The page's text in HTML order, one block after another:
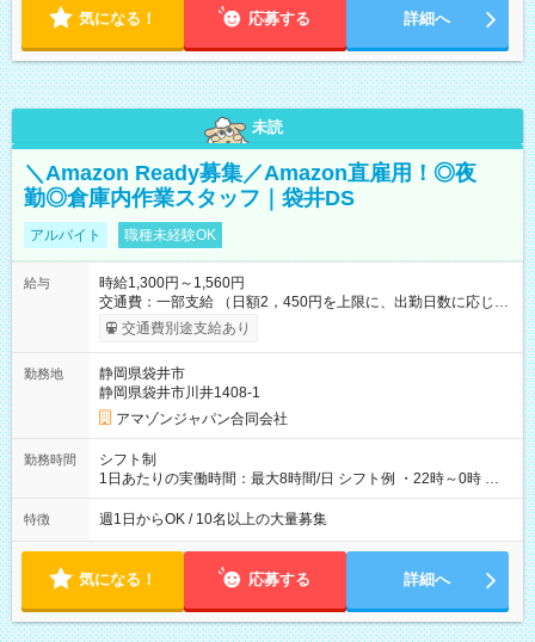
気になる！ 応募する 詳細へ
未読
＼Amazon Ready募集／Amazon直雇用！◎夜
勤◎倉庫内作業スタッフ｜袋井DS
アルバイト 職種未経験OK
給与
時給1,300円～1,560円
交通費：一部支給 （日額2，450円を上限に、出勤日数に応じて
実費支給） ※22:00～翌5:00までは時給25%UP！ ■給与前払い
制度あり ※前払い額の上限あり、手数料無料（Amazon負担）
交通費別途支給あり
勤務地
静岡県袋井市
静岡県袋井市川井1408-1
アマゾンジャパン合同会社
勤務時間
シフト制
1日あたりの実働時間：最大8時間/日 シフト例 ・22時～0時 入
社後、就業可能シフトをご確認の上、申請してください。
特徴 週1日からOK / 10名以上の大量募集
気になる！ 応募する 詳細へ